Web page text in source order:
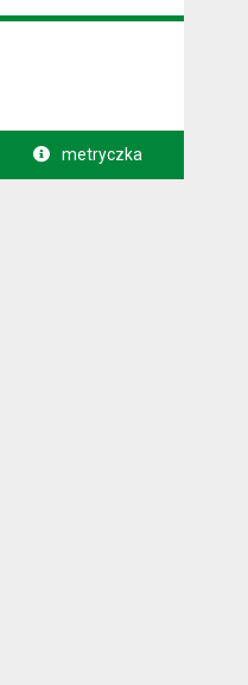
metryczka